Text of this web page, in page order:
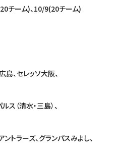
チーム)、10/9(20チーム)
レッソ大阪、
水・三島）、
、グランパスみよし、